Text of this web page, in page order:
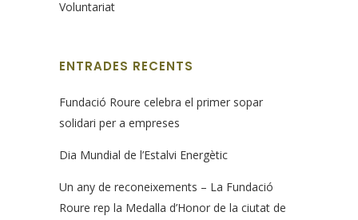
Voluntariat
ENTRADES RECENTS
Fundació Roure celebra el primer sopar
solidari per a empreses
Dia Mundial de l’Estalvi Energètic
Un any de reconeixements – La Fundació
Roure rep la Medalla d’Honor de la ciutat de